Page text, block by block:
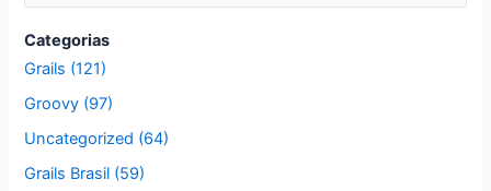
s
q
u
Categorias
Grails (121)
Groovy (97)
Uncategorized (64)
Grails Brasil (59)